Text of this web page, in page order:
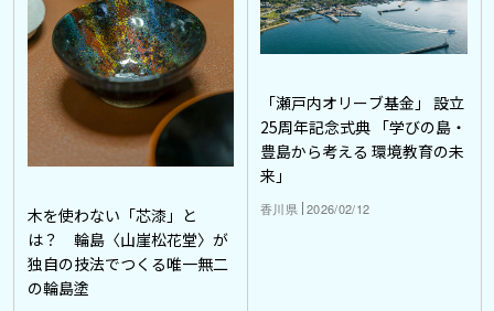
木を使わない「芯漆」と
は？ 輪島〈山崖松花堂〉が
独自の技法でつくる唯一無二
の輪島塗
「瀬戸内オリーブ基金」 設立
25周年記念式典 「学びの島・
豊島から考える 環境教育の未
来」
香川県 2026/02/12